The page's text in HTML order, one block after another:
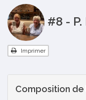
#8 -
Imprimer
Composition